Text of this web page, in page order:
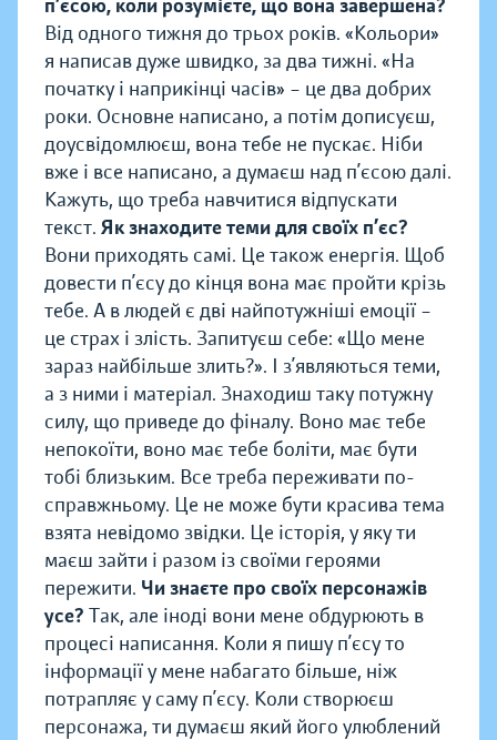
п’єсою, коли розумієте, що вона завершена?
Від одного тижня до трьох років. «Кольори»
я написав дуже швидко, за два тижні. «На
початку і наприкінці часів» – це два добрих
роки. Основне написано, а потім дописуєш,
доусвідомлюєш, вона тебе не пускає. Ніби
вже і все написано, а думаєш над п’єсою далі.
Кажуть, що треба навчитися відпускати
текст. Як знаходите теми для своїх п’єс?
Вони приходять самі. Це також енергія. Щоб
довести п’єсу до кінця вона має пройти крізь
тебе. А в людей є дві найпотужніші емоції –
це страх і злість. Запитуєш себе: «Що мене
зараз найбільше злить?». І з’являються теми,
а з ними і матеріал. Знаходиш таку потужну
силу, що приведе до фіналу. Воно має тебе
непокоїти, воно має тебе боліти, має бути
тобі близьким. Все треба переживати по-
справжньому. Це не може бути красива тема
взята невідомо звідки. Це історія, у яку ти
маєш зайти і разом із своїми героями
пережити. Чи знаєте про своїх персонажів
усе? Так, але іноді вони мене обдурюють в
процесі написання. Коли я пишу п’єсу то
інформації у мене набагато більше, ніж
потрапляє у саму п’єсу. Коли створюєш
персонажа, ти думаєш який його улюблений